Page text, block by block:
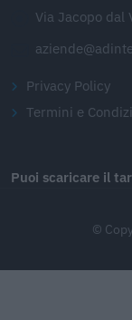
Via Jacopo dal
Privacy Policy
Termini e
Puoi scaricare il
©